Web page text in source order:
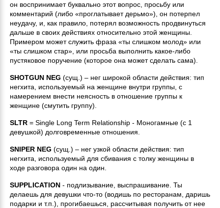
он воспринимает буквально этот вопрос, просьбу или
комментарий (либо «проглатывает дерьмо»), он потерпел
неудачу, и, как правило, потерял возможность продвинуться
дальше в своих действиях относительно этой женщины.
Примером может служить фраза «ты слишком молод» или
«ты слишком стар», или просьба выполнить какое-либо
пустяковое поручение (которое она может сделать сама).
SHOTGUN NEG (сущ.) – нег широкой области действия: тип
негхита, используемый на женщине внутри группы, с
намерением внести неясность в отношение группы к
женщине (смутить группу).
SLTR = Single Long Term Relationship - Моногамные (с 1
девушкой) долговременные отношения.
SNIPER NEG (сущ.) – нег узкой области действия: тип
негхита, используемый для сбивания с толку женщины в
ходе разговора один на один.
SUPPLICATION - подлизывание, выспрашивание. Ты
делаешь для девушки что-то (водишь по ресторанам, даришь
подарки и т.п.), прогибаешься, рассчитывая получить от нее